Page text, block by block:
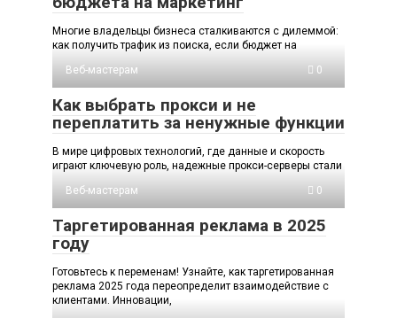
Многие владельцы бизнеса сталкиваются с дилеммой:
как получить трафик из поиска, если бюджет на
Веб-мастерам
0
Как выбрать прокси и не
переплатить за ненужные функции
В мире цифровых технологий, где данные и скорость
играют ключевую роль, надежные прокси-серверы стали
Веб-мастерам
0
Таргетированная реклама в 2025
году
Готовьтесь к переменам! Узнайте, как таргетированная
реклама 2025 года переопределит взаимодействие с
клиентами. Инновации,